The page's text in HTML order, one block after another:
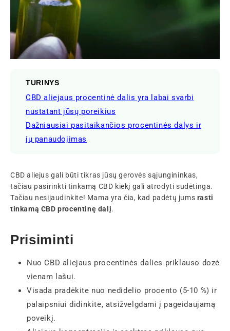
TURINYS
CBD aliejaus procentinė dalis yra labai svarbi
nustatant jūsų poreikius
Dažniausiai pasitaikančios procentinės dalys ir
jų panaudojimas
CBD aliejus gali būti tikras jūsų gerovės sąjungininkas,
tačiau pasirinkti tinkamą CBD kiekį gali atrodyti sudėtinga.
Tačiau nesijaudinkite! Mama yra čia, kad padėtų jums rasti
tinkamą CBD procentinę dalį.
Prisiminti
Nuo CBD aliejaus procentinės dalies priklauso dozė
vienam lašui.
Visada pradėkite nuo nedidelio procento (5-10 %) ir
palaipsniui didinkite, atsižvelgdami į pageidaujamą
poveikį.